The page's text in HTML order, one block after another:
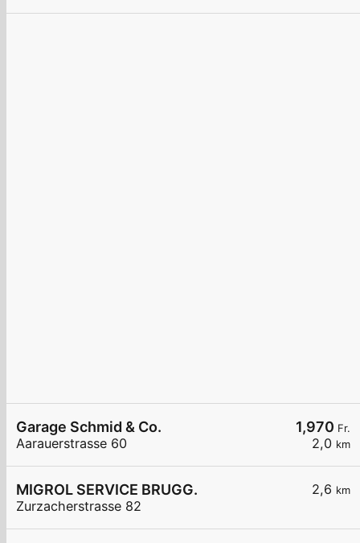
1,970 Fr.
2,0 km
Garage Schmid & Co.
Aarauerstrasse 60
2,6 km
MIGROL SERVICE BRUGG.
Zurzacherstrasse 82